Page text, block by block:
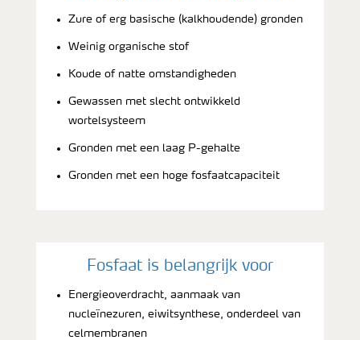
Zure of erg basische (kalkhoudende) gronden
Weinig organische stof
Koude of natte omstandigheden
Gewassen met slecht ontwikkeld
wortelsysteem
Gronden met een laag P-gehalte
Gronden met een hoge fosfaatcapaciteit
Fosfaat is belangrijk voor
Energieoverdracht, aanmaak van
nucleïnezuren, eiwitsynthese, onderdeel van
celmembranen